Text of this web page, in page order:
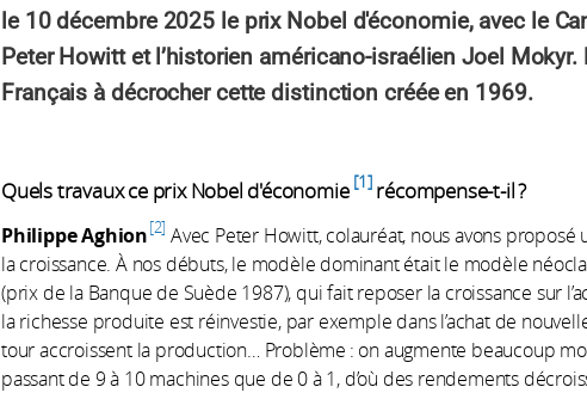
le 10 décembre 2025 le prix Nobel d'économie, avec le
Peter Howitt et l’historien américano-israélien Joel
Français à décrocher cette distinction créée en 1969.
Quels travaux ce prix Nobel d'économie 1 récompense-t-il ?
Philippe Aghion 2 Avec Peter Howitt, colauréat, nous avons
la croissance. À nos débuts, le modèle dominant était le modèle
(prix de la Banque de Suède 1987), qui fait reposer la croissance sur
la richesse produite est réinvestie, par exemple dans l’achat de
tour accroissent la production… Problème : on augmente beaucoup
passant de 9 à 10 machines que de 0 à 1, d’où des rendements